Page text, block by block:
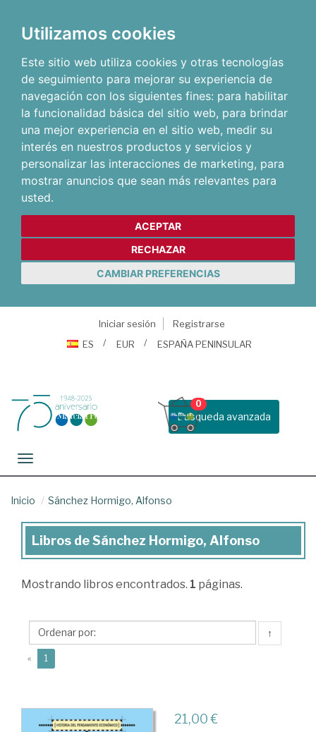
Utilizamos cookies
Este sitio web utiliza cookies y otras tecnologías
de seguimiento para mejorar su experiencia de
navegación con los siguientes fines: para habilitar
la funcionalidad básica del sitio web, para brindar
una mejor experiencia en el sitio web, medir su
interés en nuestros productos y servicios y
personalizar las interacciones de marketing, para
mostrar anuncios que sean más relevantes para
usted.
ACEPTAR
RECHAZAR
CAMBIAR PREFERENCIAS
Iniciar sesión
Registrarse
ES
EUR ESPAÑA PENINSULAR
Busqueda avanzada
0
Toggle navigation
Inicio Sánchez Hormigo, Alfonso
Libros
Sánchez
Alfonso
Libros de Sánchez Hormigo, Alfonso
Mostrando libros encontrados. 1 páginas.
↑
« 1
21,00 €